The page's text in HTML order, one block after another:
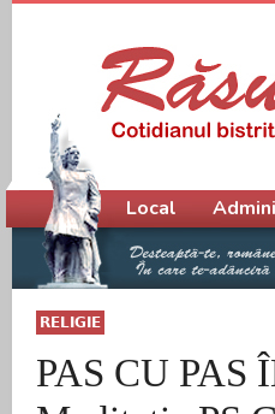
RELIGIE
PAS CU
Meniu principal
Local